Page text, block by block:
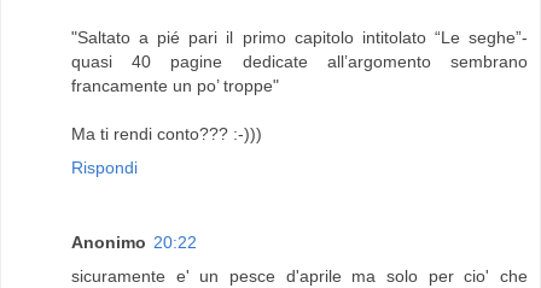
"Saltato a pié pari il primo capitolo intitolato “Le seghe”-
quasi 40 pagine dedicate all’argomento sembrano
francamente un po’ troppe"
Ma ti rendi conto??? :-)))
Rispondi
Anonimo 20:22
sicuramente e' un pesce d'aprile ma solo per cio' che